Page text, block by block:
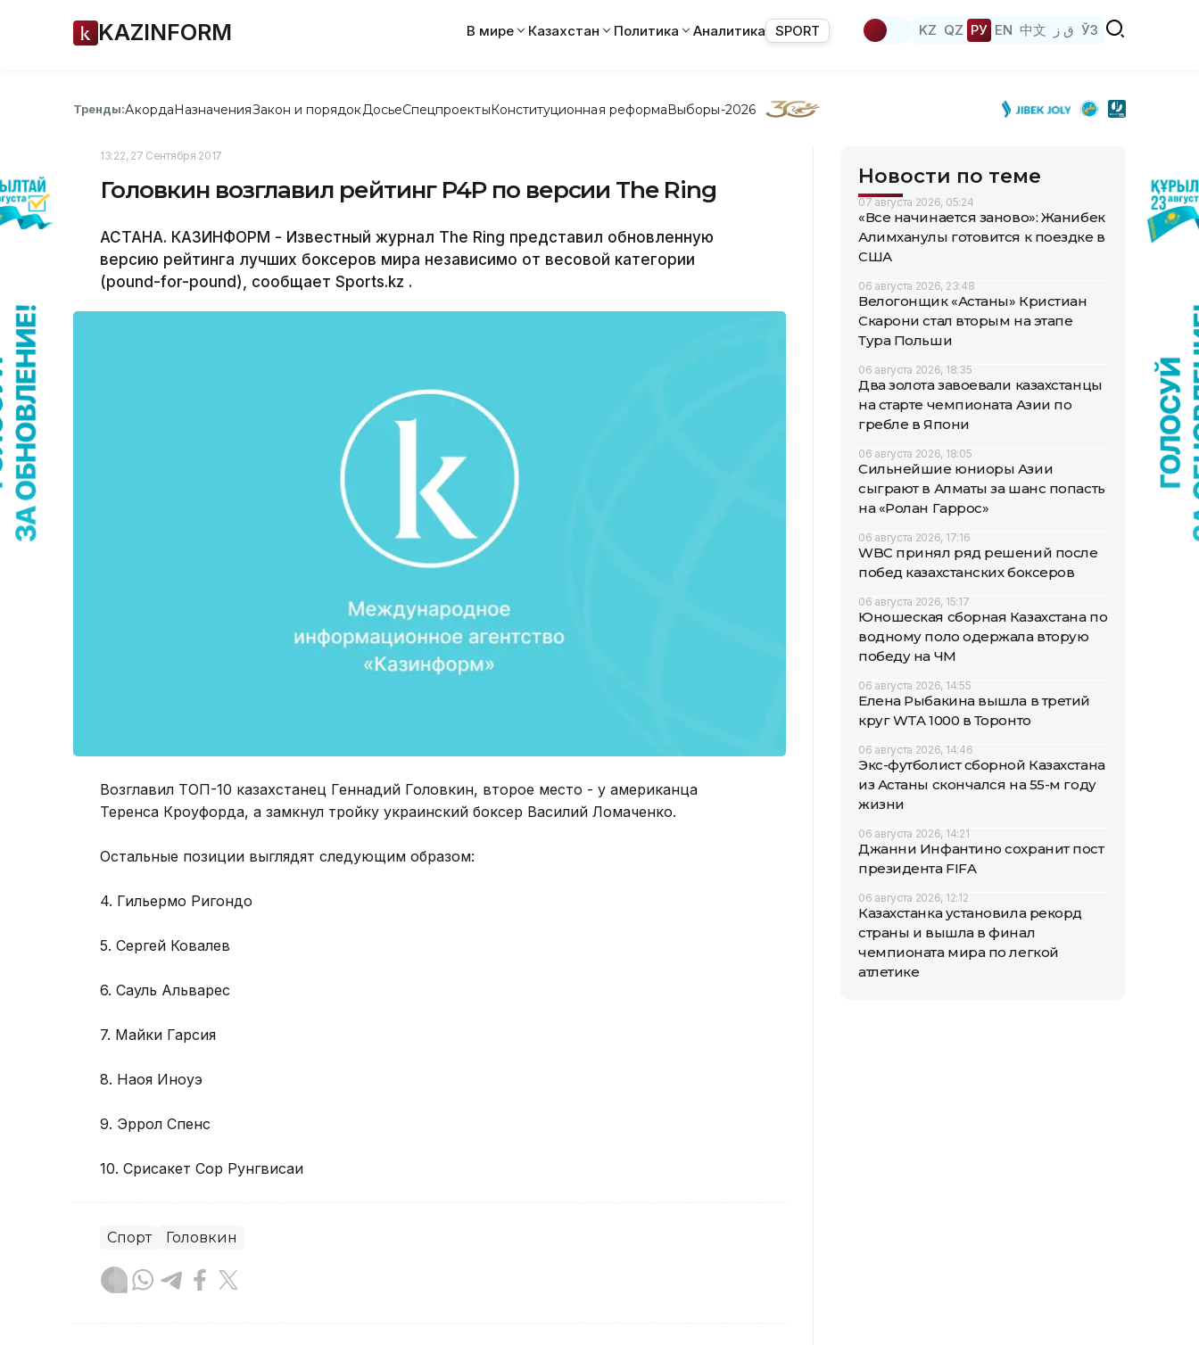
KAZINFORM В мире Казахстан Политика Аналитика SPORT KZ QZ РУ EN 中文 ق ز ЎЗ
Тренды:АкордаНазначенияЗакон и порядок ДосьеСпецпроектыКонституционная реформаВыборы-2026
13:22, 27 Сентября 2017
Головкин возглавил рейтинг P4P по версии The Ring
АСТАНА. КАЗИНФОРМ - Известный журнал The Ring представил обновленную
версию рейтинга лучших боксеров мира независимо от весовой категории
(pound-for-pound), сообщает Sports.kz .
Возглавил ТОП-10 казахстанец Геннадий Головкин, второе место - у американца
Теренса Кроуфорда, а замкнул тройку украинский боксер Василий Ломаченко.
Остальные позиции выглядят следующим образом:
4. Гильермо Ригондо
5. Сергей Ковалев
6. Сауль Альварес
7. Майки Гарсия
8. Наоя Иноуэ
9. Эррол Спенс
10. Срисакет Сор Рунгвисаи
Спорт Головкин
Новости по теме
07 августа 2026, 05:24
«Все начинается заново»: Жанибек
Алимханулы готовится к поездке в
США
06 августа 2026, 23:48
Велогонщик «Астаны» Кристиан
Скарони стал вторым на этапе
Тура Польши
06 августа 2026, 18:35
Два золота завоевали казахстанцы
на старте чемпионата Азии по
гребле в Япони
06 августа 2026, 18:05
Сильнейшие юниоры Азии
сыграют в Алматы за шанс попасть
на «Ролан Гаррос»
06 августа 2026, 17:16
WBC принял ряд решений после
побед казахстанских боксеров
06 августа 2026, 15:17
Юношеская сборная Казахстана по
водному поло одержала вторую
победу на ЧМ
06 августа 2026, 14:55
Елена Рыбакина вышла в третий
круг WTA 1000 в Торонто
06 августа 2026, 14:46
Экс-футболист сборной Казахстана
из Астаны скончался на 55-м году
жизни
06 августа 2026, 14:21
Джанни Инфантино сохранит пост
президента FIFA
06 августа 2026, 12:12
Казахстанка установила рекорд
страны и вышла в финал
чемпионата мира по легкой
атлетике